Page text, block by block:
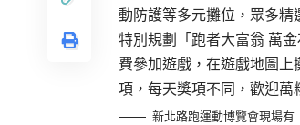
動防護等多元攤位，眾多
特別規劃「跑者大富翁 萬
費參加遊戲，在遊戲地圖
項，每天獎項不同，歡迎萬
新北路跑運動博覽會現場有